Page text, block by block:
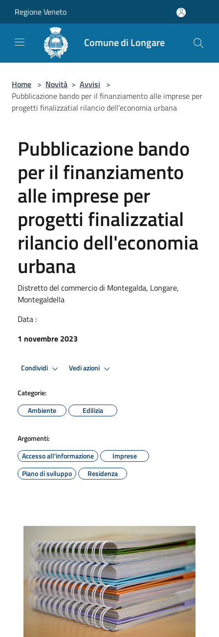
Regione Veneto
Comune di Longare
Home > Novità > Avvisi >
Pubblicazione bando per il finanziamento alle imprese per
progetti finalizzatial rilancio dell'economia urbana
Pubblicazione bando
per il finanziamento
alle imprese per
progetti finalizzatial
rilancio dell'economia
urbana
Distretto del commercio di Montegalda, Longare,
Montegaldella
Data :
1 novembre 2023
Condividi Vedi azioni
Categorie:
Ambiente
Edilizia
Argomenti:
Accesso all'informazione
Imprese
Piano di sviluppo
Residenza